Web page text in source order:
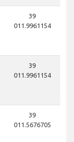
39
011.9961154
39
011.9961154
39
011.5676705